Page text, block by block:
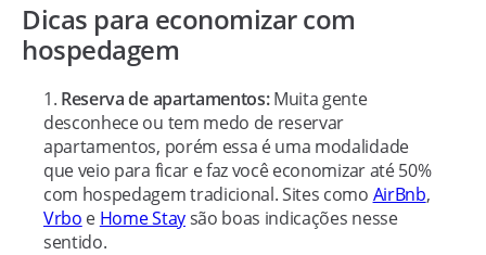
Dicas para economizar com
hospedagem
Reserva de apartamentos:Muita gente
desconhece ou tem medo de reservar
apartamentos, porém essa é uma modalidade
que veio para ficar e faz você economizar até 50%
com hospedagem tradicional. Sites como AirBnb,
Vrbo e Home Staysão boas indicações nesse
sentido.